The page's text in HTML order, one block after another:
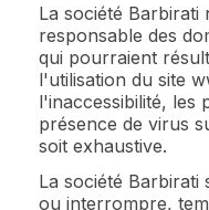
La société
responsable des
qui pourraient
l'utilisation du site
l'inaccessibilité, les
présence de virus
soit exhaustive.
La société Barbirati
ou interrompre,